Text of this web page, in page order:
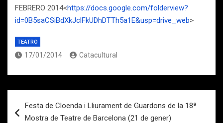
FEBRERO 2014<https://docs.google.com/folderview?
id=0B5saCSiBdXkJclFkUDhDTTh5a1E&usp=drive_web>
TEATRO
17/01/2014 Catacultural
de
Festa de Cloenda i Lliurament de Guardons de la 18ª
Mostra de Teatre de Barcelona (21 de gener)